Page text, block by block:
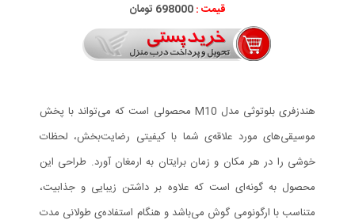
قیمت :698000 تومان
هندزفری بلوتوثی مدل M10 محصولی است که می‌تواند با پخش
موسیقی‌های مورد علاقه‌ی شما با کیفیتی رضایت‌بخش، لحظات
خوشی را در هر مکان و زمان برایتان به ارمغان آورد. طراحی این
محصول به گونه‌ای است که علاوه بر داشتن زیبایی و جذابیت،
متناسب با ارگونومی گوش می‌باشد و هنگام استفاده‌ی طولانی مدت